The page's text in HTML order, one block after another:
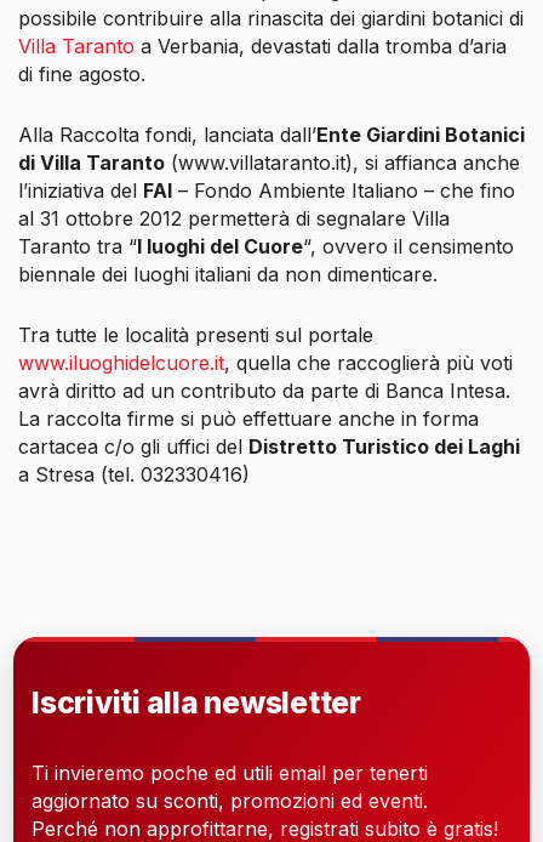
possibile contribuire alla rinascita dei giardini botanici di
Villa Taranto a Verbania, devastati dalla tromba d’aria
di fine agosto.
Alla Raccolta fondi, lanciata dall’Ente Giardini Botanici
di Villa Taranto (www.villataranto.it), si affianca anche
l’iniziativa del FAI – Fondo Ambiente Italiano – che fino
al 31 ottobre 2012 permetterà di segnalare Villa
Taranto tra “I luoghi del Cuore“, ovvero il censimento
biennale dei luoghi italiani da non dimenticare.
Tra tutte le località presenti sul portale
www.iluoghidelcuore.it, quella che raccoglierà più voti
avrà diritto ad un contributo da parte di Banca Intesa.
La raccolta firme si può effettuare anche in forma
cartacea c/o gli uffici del Distretto Turistico dei Laghi
a Stresa (tel. 032330416)
Iscriviti alla newsletter
Ti invieremo poche ed utili email per tenerti
aggiornato su sconti, promozioni ed eventi.
Perché non approfittarne, registrati subito è gratis!